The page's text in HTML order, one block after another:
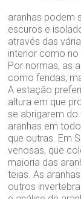
aranhas podem
escuros e
através das
interior como
Por normas, as
como fendas,
A estação
altura em que
se abrigarem do
aranhas em
que outras. Em
venosas, que
maioria das
teias. As
outros